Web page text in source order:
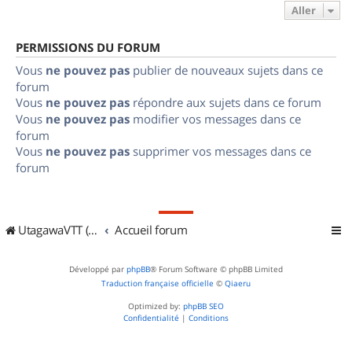
Aller
PERMISSIONS DU FORUM
Vous ne pouvez pas publier de nouveaux sujets dans ce
forum
Vous ne pouvez pas répondre aux sujets dans ce forum
Vous ne pouvez pas modifier vos messages dans ce
forum
Vous ne pouvez pas supprimer vos messages dans ce
forum
UtagawaVTT (Randos VTT et VTTAE avec traces GPS) Accueil forum
Développé par phpBB® Forum Software © phpBB Limited
Traduction française officielle © Qiaeru
Optimized by: phpBB SEO
Confidentialité | Conditions